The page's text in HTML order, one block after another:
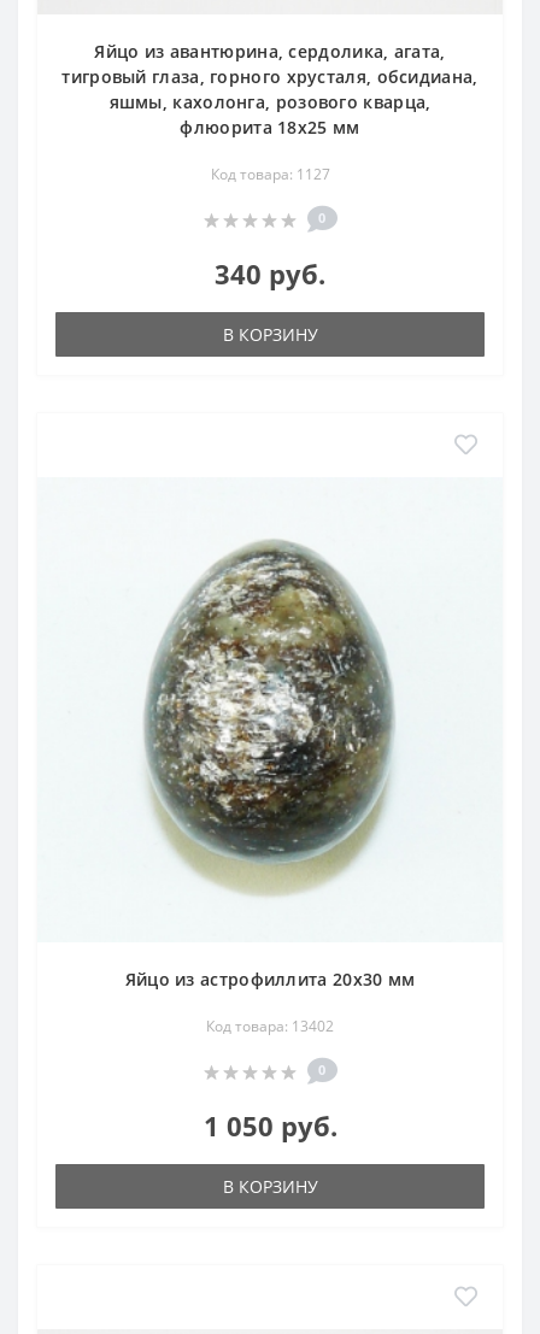
Яйцо из авантюрина, сердолика, агата,
тигровый глаза, горного хрусталя, обсидиана,
яшмы, кахолонга, розового кварца,
флюорита 18х25 мм
Код товара: 1127
0
340 руб.
В КОРЗИНУ
Яйцо из астрофиллита 20х30 мм
Код товара: 13402
0
1 050 руб.
В КОРЗИНУ